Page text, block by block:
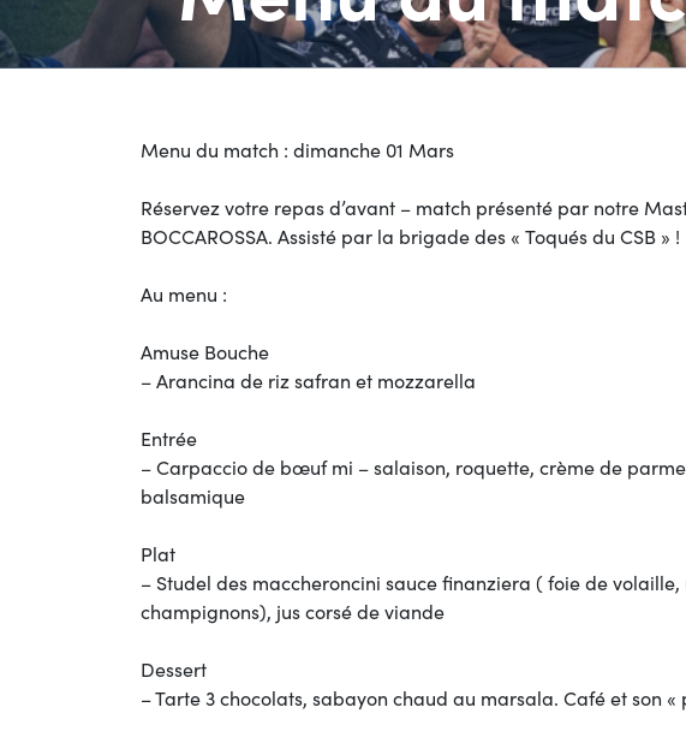
Menu du match : dimanche 01 Mars
Réservez votre repas d’avant – match présenté par notre
BOCCAROSSA. Assisté par la brigade des « Toqués du CSB » !
Au menu :
Amuse Bouche
– Arancina de riz safran et mozzarella
Entrée
– Carpaccio de bœuf mi – salaison, roquette, crème de
balsamique
Plat
– Studel des maccheroncini sauce finanziera ( foie de
champignons), jus corsé de viande
Dessert
– Tarte 3 chocolats, sabayon chaud au marsala. Café et son «